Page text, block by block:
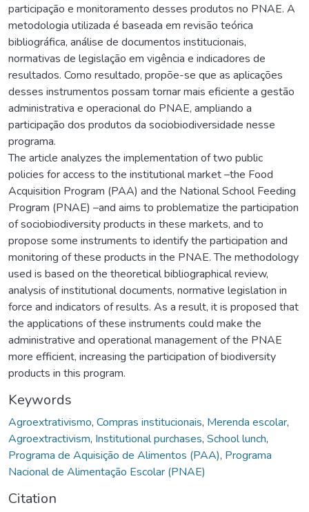
participação e monitoramento desses produtos no PNAE. A
metodologia utilizada é baseada em revisão teórica
bibliográfica, análise de documentos institucionais,
normativas de legislação em vigência e indicadores de
resultados. Como resultado, propõe-se que as aplicações
desses instrumentos possam tornar mais eficiente a gestão
administrativa e operacional do PNAE, ampliando a
participação dos produtos da sociobiodiversidade nesse
programa.
The article analyzes the implementation of two public
policies for access to the institutional market –the Food
Acquisition Program (PAA) and the National School Feeding
Program (PNAE) –and aims to problematize the participation
of sociobiodiversity products in these markets, and to
propose some instruments to identify the participation and
monitoring of these products in the PNAE. The methodology
used is based on the theoretical bibliographical review,
analysis of institutional documents, normative legislation in
force and indicators of results. As a result, it is proposed that
the applications of these instruments could make the
administrative and operational management of the PNAE
more efficient, increasing the participation of biodiversity
products in this program.
Keywords
Agroextrativismo, Compras institucionais, Merenda escolar,
Agroextractivism, Institutional purchases, School lunch,
Programa de Aquisição de Alimentos (PAA), Programa
Nacional de Alimentação Escolar (PNAE)
Citation